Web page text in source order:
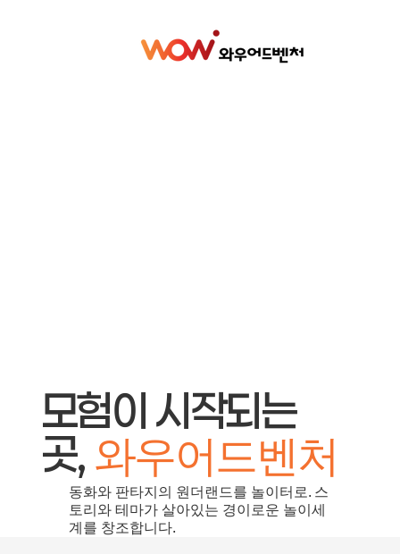
모험이 시작되는
곳, 와우어드벤처
동화와 판타지의 원더랜드를 놀이터로. 스
토리와 테마가 살아있는 경이로운 놀이세
계를 창조합니다.